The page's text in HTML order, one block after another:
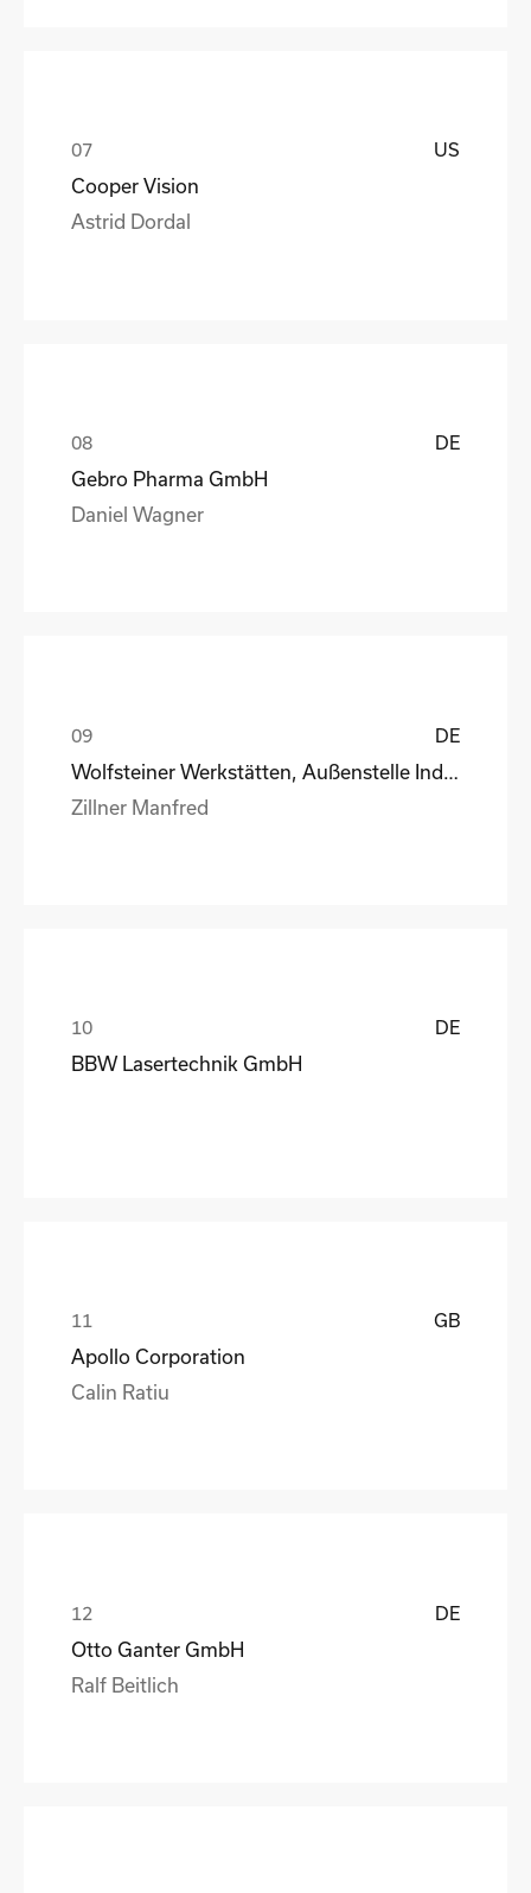
US
Cooper Vision
Astrid Dordal
DE
Gebro Pharma GmbH
Daniel Wagner
DE
Zillner Manfred
DE
BBW Lasertechnik GmbH
GB
Apollo Corporation
Calin Ratiu
DE
Otto Ganter GmbH
Ralf Beitlich